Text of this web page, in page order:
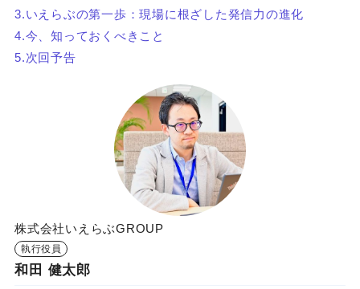
3.いえらぶの第一歩：現場に根ざした発信力の進化
4.今、知っておくべきこと
5.次回予告
株式会社いえらぶGROUP
執行役員
和田 健太郎